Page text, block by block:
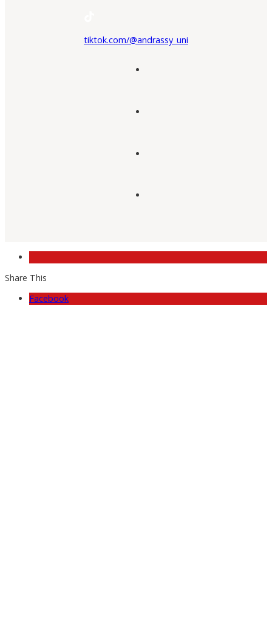
tiktok.com/@andrassy_uni
Share This
Facebook